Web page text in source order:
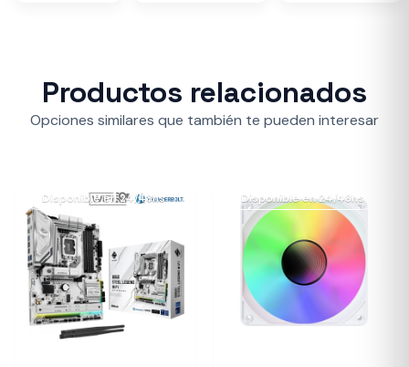
Productos relacionados
Opciones similares que también te pueden interesar
Disponible en 24/48hs Disponible en 24/48hs